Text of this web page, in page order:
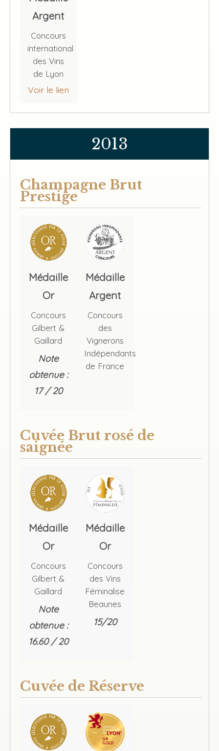
Argent
Concours
international
des Vins
de Lyon
Voir le lien
2013
Champagne Brut
Prestige
Médaille
Or
Concours
Gilbert &
Gaillard
Note
obtenue :
17 / 20
Médaille
Argent
Concours
des
Vignerons
Indépendants
de France
Cuvée Brut rosé de
saignée
Médaille
Or
Concours
Gilbert &
Gaillard
Note
obtenue :
16.60 / 20
Médaille
Or
Concours
des Vins
Féminalise
Beaunes
15/20
Cuvée de Réserve